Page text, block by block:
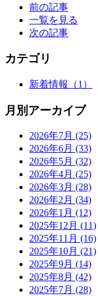
前の記事
一覧を見る
次の記事
カテゴリ
新着情報 （1）
月別アーカイブ
2026年7月 (25)
2026年6月 (33)
2026年5月 (32)
2026年4月 (25)
2026年3月 (28)
2026年2月 (34)
2026年1月 (12)
2025年12月 (11)
2025年11月 (16)
2025年10月 (21)
2025年9月 (14)
2025年8月 (42)
2025年7月 (28)